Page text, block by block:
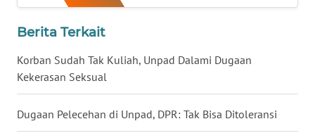
Berita Terkait
Korban Sudah Tak Kuliah, Unpad Dalami Dugaan
Kekerasan Seksual
Dugaan Pelecehan di Unpad, DPR: Tak Bisa Ditoleransi
NUSANTARA
JOGJA
WN